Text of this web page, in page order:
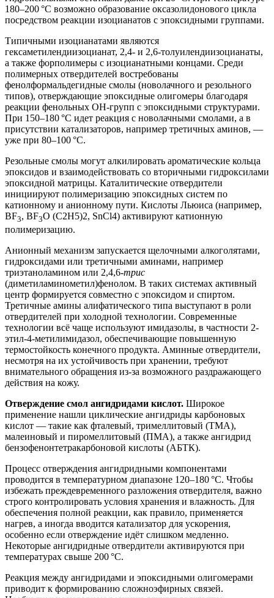
180–200 °C возможно образование оксазолидонового цикла
посредством реакции изоцианатов с эпоксидными группами.
Типичными изоцианатами являются
гексаметилендиизоцианат, 2,4- и 2,6-толуилендиизоцианаты,
а также форполимеры с изоцианатными концами. Среди
полимерных отвердителей востребованы
фенолформальдегидные смолы (новолачного и резольного
типов), отверждающие эпоксидные олигомеры благодаря
реакции фенольных ОН-групп с эпоксидными структурами.
При 150–180 °C идет реакция с новолачными смолами, а в
присутствии катализаторов, например третичных аминов, —
уже при 80–100 °C.
Резольные смолы могут алкилировать ароматические кольца
эпоксидов и взаимодействовать со вторичными гидроксилами
эпоксидной матрицы. Каталитические отвердители
инициируют полимеризацию эпоксидных систем по
катионному и анионному пути. Кислоты Льюиса (например,
BF3, BF3О (C2H5)2, SnCl4) активируют катионную
полимеризацию.
Анионный механизм запускается щелочными алкоголятами,
гидроксидами или третичными аминами, например
триэтаноламином или 2,4,6-трис
(диметиламинометил)фенолом. В таких системах активный
центр формируется совместно с эпоксидом и спиртом.
Третичные амины алифатического типа выступают в роли
отвердителей при холодной технологии. Современные
технологии всё чаще используют имидазолы, в частности 2-
этил-4-метилимидазол, обеспечивающие повышенную
термостойкость конечного продукта. Аминные отвердители,
несмотря на их устойчивость при хранении, требуют
внимательного обращения из-за возможного раздражающего
действия на кожу.
Отверждение смол ангидридами кислот. Широкое
применение нашли циклические ангидриды карбоновых
кислот — такие как фталевый, тримеллитовый (ТМА),
малеиновый и пиромеллитовый (ПМА), а также ангидрид
бензофенонтетракарбоновой кислоты (АБТК).
Процесс отверждения ангидридными компонентами
проводится в температурном диапазоне 120–180 °C. Чтобы
избежать преждевременного разложения отвердителя, важно
строго контролировать условия хранения и влажность. Для
обеспечения полной реакции, как правило, применяется
нагрев, а иногда вводится катализатор для ускорения,
особенно если отверждение идёт слишком медленно.
Некоторые ангидридные отвердители активируются при
температурах свыше 200 °C.
Реакция между ангидридами и эпоксидными олигомерами
приводит к формированию сложноэфирных связей.